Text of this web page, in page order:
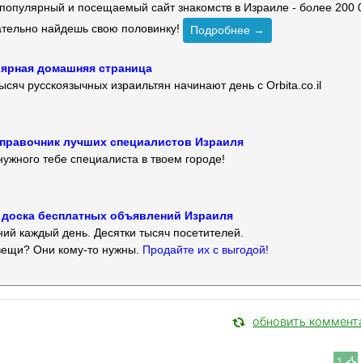
и посещаемый сайт знакомств в Израиле - более 200
найдешь свою половинку!
Подробнее →
домашняя страница
русскоязычных израильтян начинают день с Orbita.co.il
лучших специалистов Израиля
тебе специалиста в твоем городе!
бесплатных объявлений Израиля
каждый день. Десятки тысяч посетителей.
Они кому-то нужны. Продайте их с выгодой!
обновить